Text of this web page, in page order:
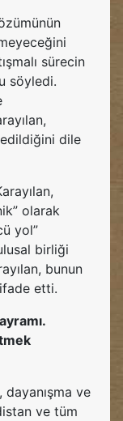
sürecin
söyledi.
dile
olarak
yol”
birliği
bunun
etti.
dayanışma ve
ve tüm